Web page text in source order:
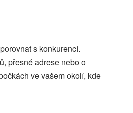
s konkurencí.
přesné adrese nebo o
ve vašem okolí, kde